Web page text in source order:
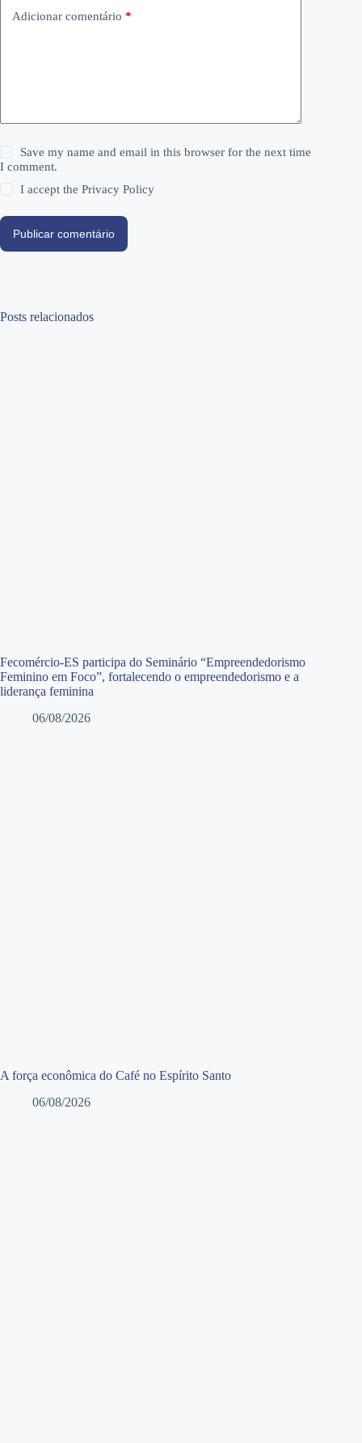
Adicionar comentário *
Save my name and email in this browser for the next time
I comment.
I accept thePrivacy Policy
Publicar comentário
Posts relacionados
Fecomércio-ES participa do Seminário “Empreendedorismo
Feminino em Foco”, fortalecendo o empreendedorismo e a
liderança feminina
06/08/2026
A força econômica do Café no Espírito Santo
06/08/2026